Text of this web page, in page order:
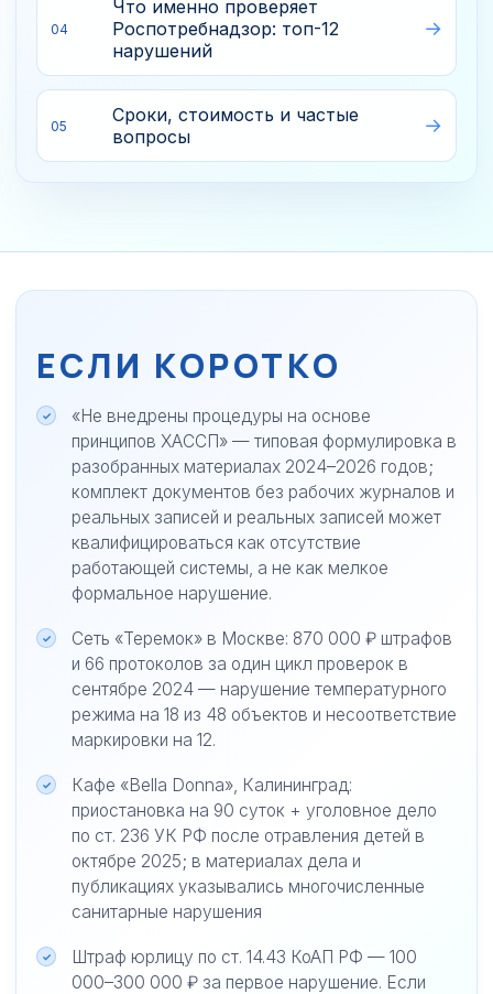
04
Что именно проверяет
Роспотребнадзор: топ-12
нарушений
05
Сроки, стоимость и частые
вопросы
ЕСЛИ КОРОТКО
«Не внедрены процедуры на основе
принципов ХАССП» — типовая формулировка в
разобранных материалах 2024–2026 годов;
комплект документов без рабочих журналов и
реальных записей и реальных записей может
квалифицироваться как отсутствие
работающей системы, а не как мелкое
формальное нарушение.
Сеть «Теремок» в Москве: 870 000 ₽ штрафов
и 66 протоколов за один цикл проверок в
сентябре 2024 — нарушение температурного
режима на 18 из 48 объектов и несоответствие
маркировки на 12.
Кафе «Bella Donna», Калининград:
приостановка на 90 суток + уголовное дело
по ст. 236 УК РФ после отравления детей в
октябре 2025; в материалах дела и
публикациях указывались многочисленные
санитарные нарушения
Штраф юрлицу по ст. 14.43 КоАП РФ — 100
000–300 000 ₽ за первое нарушение. Если